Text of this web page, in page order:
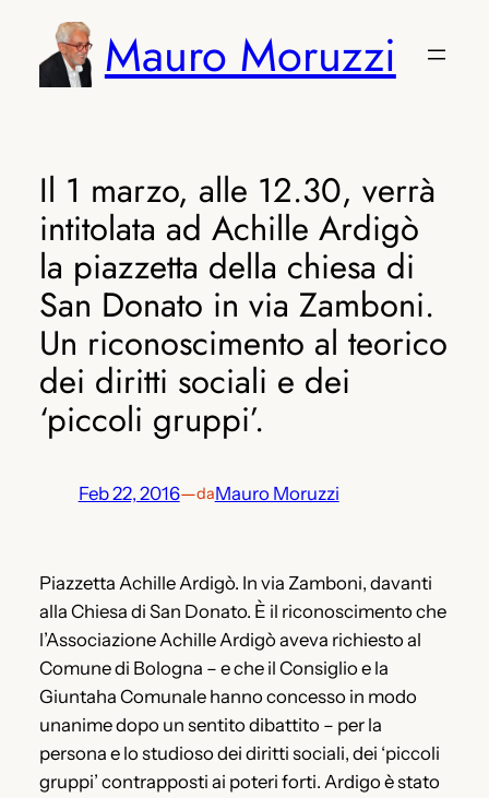
contenuto
Mauro Moruzzi
Il 1 marzo, alle 12.30, verrà
intitolata ad Achille Ardigò
la piazzetta della chiesa di
San Donato in via Zamboni.
Un riconoscimento al teorico
dei diritti sociali e dei
‘piccoli gruppi’.
Feb 22, 2016—daMauro Moruzzi
Piazzetta Achille Ardigò. In via Zamboni, davanti
alla Chiesa di San Donato. È il riconoscimento che
l’Associazione Achille Ardigò aveva richiesto al
Comune di Bologna – e che il Consiglio e la
Giuntaha Comunale hanno concesso in modo
unanime dopo un sentito dibattito – per la
persona e lo studioso dei diritti sociali, dei ‘piccoli
gruppi’ contrapposti ai poteri forti. Ardigo è stato